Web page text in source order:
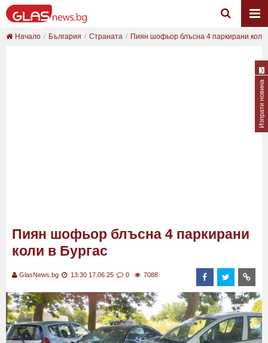
Начало България Страната Пиян шофьор блъсна 4 паркирани коли
Пиян шофьор блъсна 4 паркирани
коли в Бургас
GlasNews.bg 13:30 17.06.25 0 7088
Изпрати новина